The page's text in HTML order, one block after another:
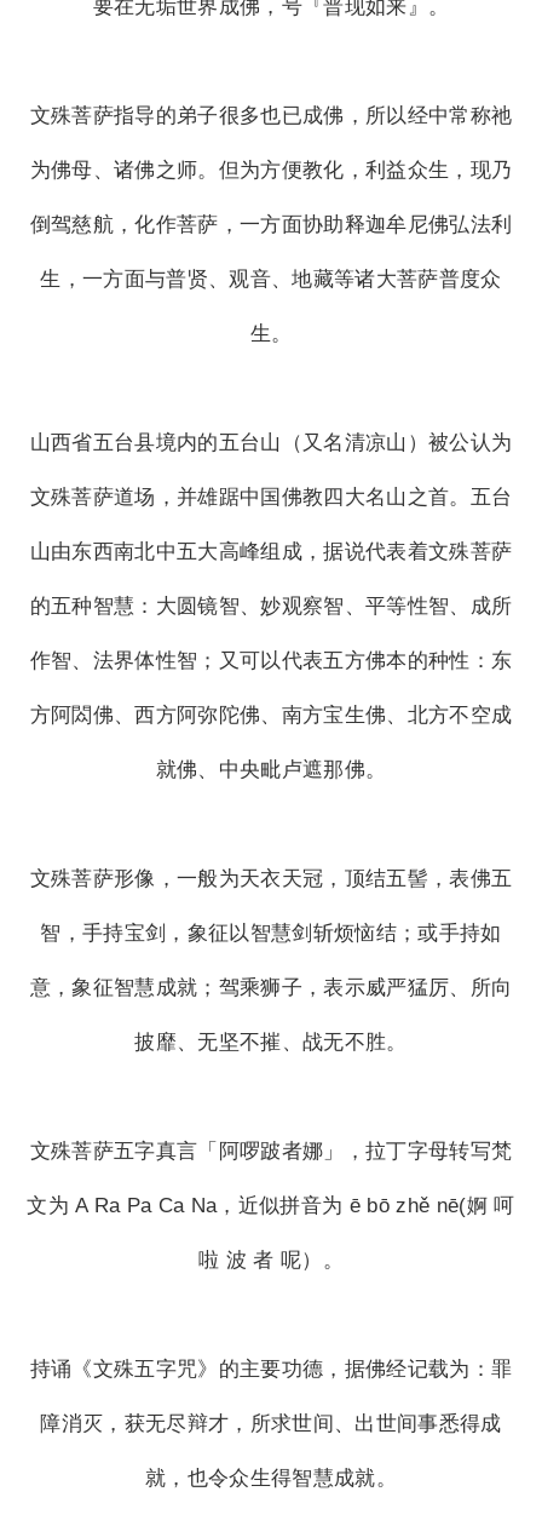
要在无垢世界成佛，号『普现如来』。
文殊菩萨指导的弟子很多也已成佛，所以经中常称祂
为佛母、诸佛之师。但为方便教化，利益众生，现乃
倒驾慈航，化作菩萨，一方面协助释迦牟尼佛弘法利
生，一方面与普贤、观音、地藏等诸大菩萨普度众
生。
山西省五台县境内的五台山（又名清凉山）被公认为
文殊菩萨道场，并雄踞中国佛教四大名山之首。五台
山由东西南北中五大高峰组成，据说代表着文殊菩萨
的五种智慧：大圆镜智、妙观察智、平等性智、成所
作智、法界体性智；又可以代表五方佛本的种性：东
方阿閦佛、西方阿弥陀佛、南方宝生佛、北方不空成
就佛、中央毗卢遮那佛。
文殊菩萨形像，一般为天衣天冠，顶结五髻，表佛五
智，手持宝剑，象征以智慧剑斩烦恼结；或手持如
意，象征智慧成就；驾乘狮子，表示威严猛厉、所向
披靡、无坚不摧、战无不胜。
文殊菩萨五字真言「阿啰跛者娜」，拉丁字母转写梵
文为 A Ra Pa Ca Na，近似拼音为 ē bō zhě nē(婀 呵
啦 波 者 呢）。
持诵《文殊五字咒》的主要功德，据佛经记载为：罪
障消灭，获无尽辩才，所求世间、出世间事悉得成
就，也令众生得智慧成就。